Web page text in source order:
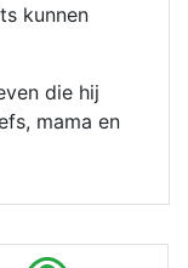
kunnen
die hij
mama en